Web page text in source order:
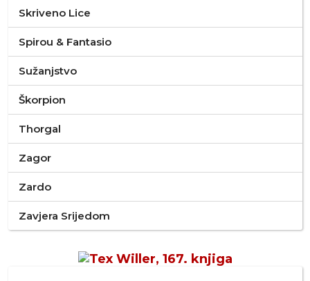
Skriveno Lice
Spirou & Fantasio
Sužanjstvo
Škorpion
Thorgal
Zagor
Zardo
Zavjera Srijedom